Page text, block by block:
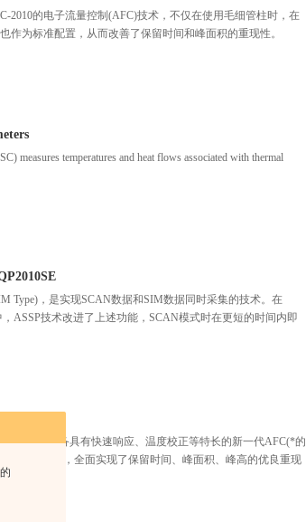
2010的电子流量控制(AFC)技术，不仅在使用毛细管柱时，在
作为标准配置，从而改善了保留时间和峰面积的重现性。
measures temperatures and heat flows associated with thermal
Type)，是实现SCAN数据和SIM数据同时采集的技术。在
，ASSP技术改进了上述功能，SCAN模式时在更短的时间内即
重现性，装备具有快速响应、温度校正等特长的新一代AFC(*的
箱进一步*，全面实现了保留时间、峰面积、峰高的优良重现